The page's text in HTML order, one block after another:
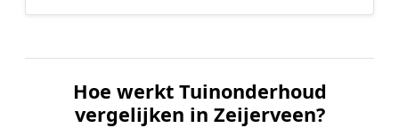
Hoe werkt Tuinonderhoud
vergelijken in Zeijerveen?